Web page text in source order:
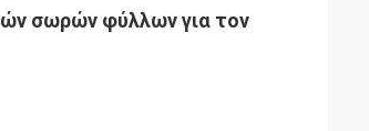
σωρών φύλλων για τον